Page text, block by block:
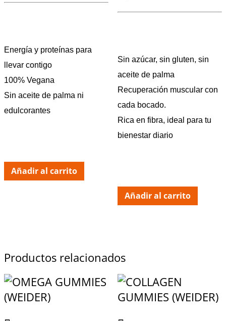
Energía y proteínas para
llevar contigo
100% Vegana
Sin aceite de palma ni
edulcorantes
Añadir al carrito
Sin azúcar, sin gluten, sin
aceite de palma
Recuperación muscular con
cada bocado.
Rica en fibra, ideal para tu
bienestar diario
Añadir al carrito
Productos relacionados